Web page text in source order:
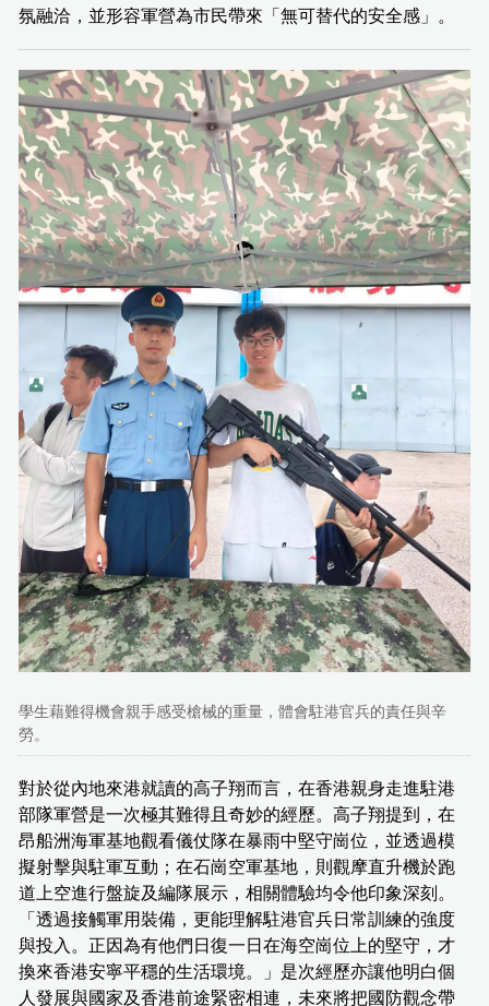
氛融洽，並形容軍營為市民帶來「無可替代的安全感」。
學生藉難得機會親手感受槍械的重量，體會駐港官兵的責任與辛
勞。
對於從內地來港就讀的高子翔而言，在香港親身走進駐港
部隊軍營是一次極其難得且奇妙的經歷。高子翔提到，在
昂船洲海軍基地觀看儀仗隊在暴雨中堅守崗位，並透過模
擬射擊與駐軍互動；在石崗空軍基地，則觀摩直升機於跑
道上空進行盤旋及編隊展示，相關體驗均令他印象深刻。
「透過接觸軍用裝備，更能理解駐港官兵日常訓練的強度
與投入。正因為有他們日復一日在海空崗位上的堅守，才
換來香港安寧平穩的生活環境。」是次經歷亦讓他明白個
人發展與國家及香港前途緊密相連，未來將把國防觀念帶